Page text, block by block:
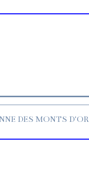
DES MONTS D'OR